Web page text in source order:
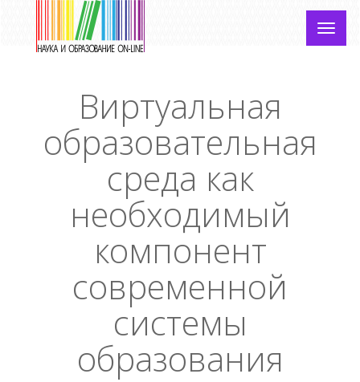
Виртуальная
образовательная
среда как
необходимый
компонент
современной
системы
образования